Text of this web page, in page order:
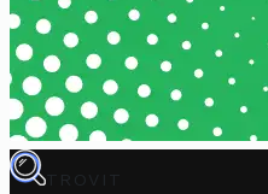
TROVIT